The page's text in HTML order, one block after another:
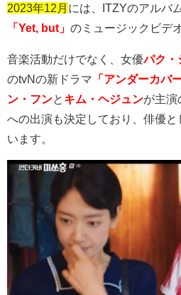
2023年12月 には、 ITZYのアルバ
「Yet, but」 のミュージックビデ
音楽活動だけでなく、女優パク・
のtvNの新ドラマ 「アンダーカバ
ン・フンと キム・ヘジュンが主演
への出演も決定しており、俳優
います。